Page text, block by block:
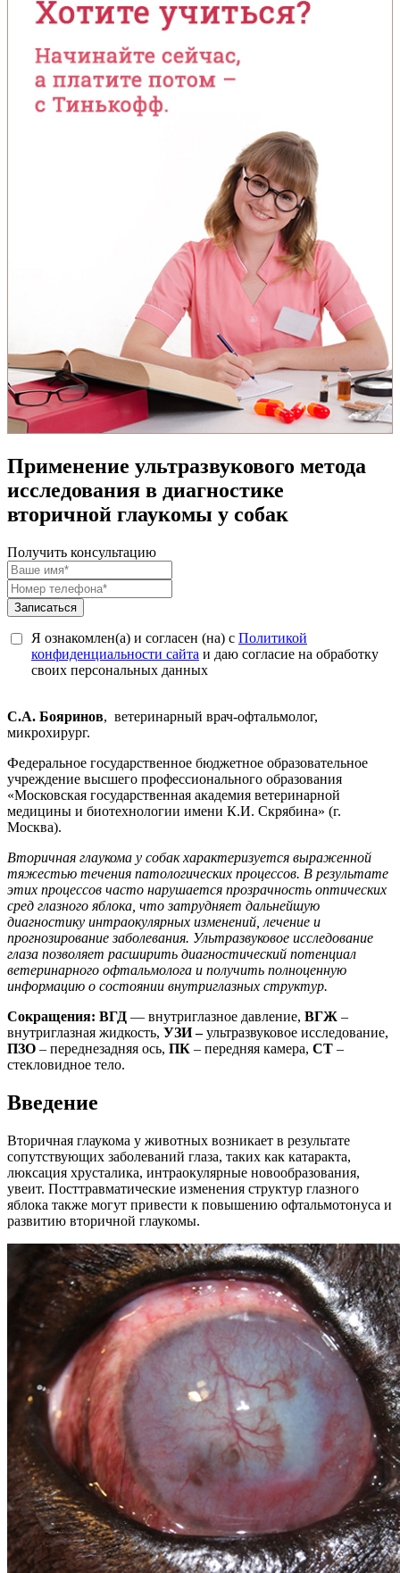
Применение ультразвукового метода
исследования в диагностике
вторичной глаукомы у собак
Получить консультацию
Записаться
Я ознакомлен(а) и согласен (на) с Политикой
конфиденциальности сайта и даю согласие на обработку
своих персональных данных
С.А. Бояринов, ветеринарный врач-офтальмолог,
микрохирург.
Федеральное государственное бюджетное образовательное
учреждение высшего профессионального образования
«Московская государственная академия ветеринарной
медицины и биотехнологии имени К.И. Скрябина» (г.
Москва).
Вторичная глаукома у собак характеризуется выраженной
тяжестью течения патологических процессов. В результате
этих процессов часто нарушается прозрачность оптических
сред глазного яблока, что затрудняет дальнейшую
диагностику интраокулярных изменений, лечение и
прогнозирование заболевания. Ультразвуковое исследование
глаза позволяет расширить диагностический потенциал
ветеринарного офтальмолога и получить полноценную
информацию о состоянии внутриглазных структур.
Сокращения: ВГД ― внутриглазное давление, ВГЖ –
внутриглазная жидкость, УЗИ –ультразвуковое исследование,
ПЗО – переднезадняя ось, ПК – передняя камера, СТ –
стекловидное тело.
Введение
Вторичная глаукома у животных возникает в результате
сопутствующих заболеваний глаза, таких как катаракта,
люксация хрусталика, интраокулярные новообразования,
увеит. Посттравматические изменения структур глазного
яблока также могут привести к повышению офтальмотонуса и
развитию вторичной глаукомы.